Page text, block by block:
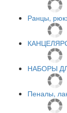
Ранцы,
НАБОРЫ
Пеналы,